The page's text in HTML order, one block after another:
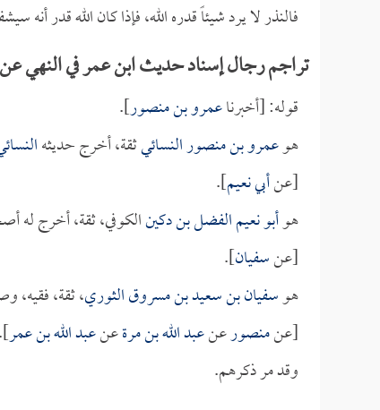
فالنذر لا يرد شيئاً قدره الله، فإذا كان الله قدر
تراجم رجال إسناد حديث ابن عمر في النهي عن
قوله: [أخبرناعمرو بن منصور].
هوعمرو بن منصور النسائيثقة، أخرج حديثه
[عنأبي نعيم].
هوأبو نعيم الفضل بن دكينالكوفي، ثقة، أخرج له
[عنسفيان].
هوسفيان بن سعيد بن مسروق الثوري، ثقة، فقيه،
[عنمنصورعنعبد الله بن مرةعنعبد الله بن عمر].
وقد مر ذكرهم.